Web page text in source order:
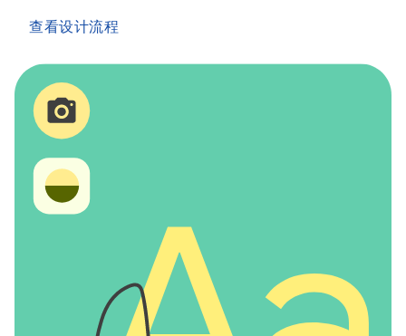
查看设计流程